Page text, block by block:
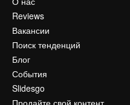
Reviews
Вакансии
Поиск тенденций
Блог
События
Slidesgo